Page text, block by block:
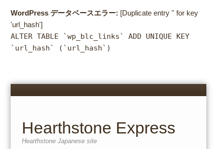
WordPress データベースエラー: [Duplicate entry '' for key
'url_hash']
ALTER TABLE `wp_blc_links` ADD UNIQUE KEY
`url_hash` (`url_hash`)
Menu
Hearthstone Express
Hearthstone Japanese site